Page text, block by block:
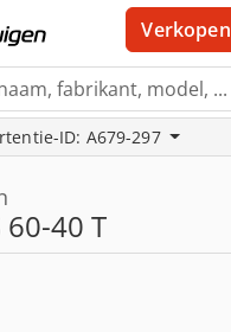
Verkopen
ID: A679-297
60-40 T